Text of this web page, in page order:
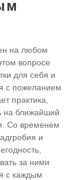
на любом
вопросе
для себя и
с пожеланием
практика,
на ближайший
Со временем
и
за ними
с каждым